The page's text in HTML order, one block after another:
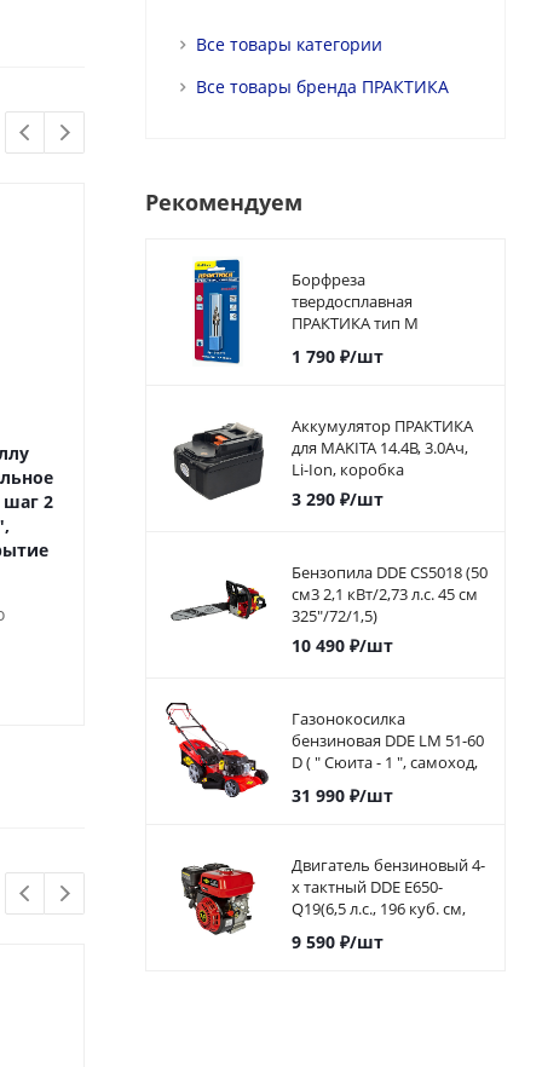
2
Сверло по металлу
ПРАКТИКА Р6М5 13,0 х 151
мм (1шт.) блистер
Сверло по
ПРАКТИКА Р6М5
Все товары категории
Все товары бренда ПРАКТИКА
Рекомендуем
Борфреза
твердосплавная
ПРАКТИКА тип M
коническая,12 х 25 мм,
хвостовик 6 мм
1 790₽/шт
Аккумулятор ПРАКТИКА
для MAKITA 14.4В, 3.0Ач,
Li-Ion, коробка
3 290₽/шт
Бензопила DDE CS5018 (50
см3 2,1 кВт/2,73 л.с. 45 см
325"/72/1,5)
10 490₽/шт
Газонокосилка
бензиновая DDE LM 51-60
D ( " Сюита - 1 ", самоход,
51cм, DDE 173 куб.см.,
6л.с, 60л)
31 990₽/шт
Двигатель бензиновый 4-
х тактный DDE E650-
Q19(6,5 л.с., 196 куб. см,
выход коленвала 19,05
мм, шпонк
9 590₽/шт